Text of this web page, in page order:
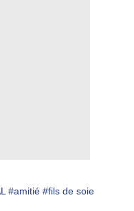
#amitié #fils de soie